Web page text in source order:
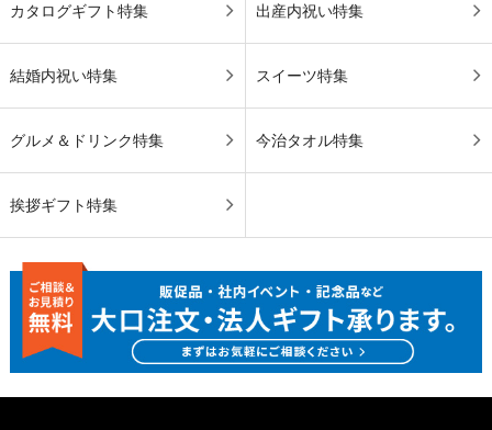
カタログギフト特集 出産内祝い特集
結婚内祝い特集 スイーツ特集
グルメ＆ドリンク特集 今治タオル特集
挨拶ギフト特集